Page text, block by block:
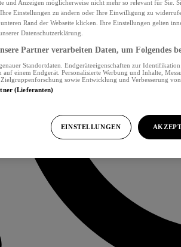
und Anzeigen möglicherweise nicht mehr so relevant für Sie.
Einstellungen zu ändern oder Ihre Einwilligung zu
Rand der Webseite klicken. Ihre Einstellungen gelten
Datenschutzerklärung.
Partner verarbeiten Daten, um Folgendes
Standortdaten. Endgeräteeigenschaften zur
einem Endgerät. Personalisierte Werbung und Inhalte,
sowie Entwicklung und Verbesserung von
(Lieferanten)
EINSTELLUNGEN